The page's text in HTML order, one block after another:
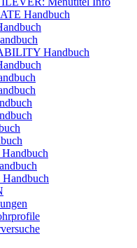
Handbuch
Handbuch